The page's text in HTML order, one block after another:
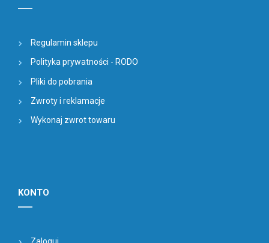
Regulamin sklepu
Polityka prywatności - RODO
Pliki do pobrania
Zwroty i reklamacje
Wykonaj zwrot towaru
KONTO